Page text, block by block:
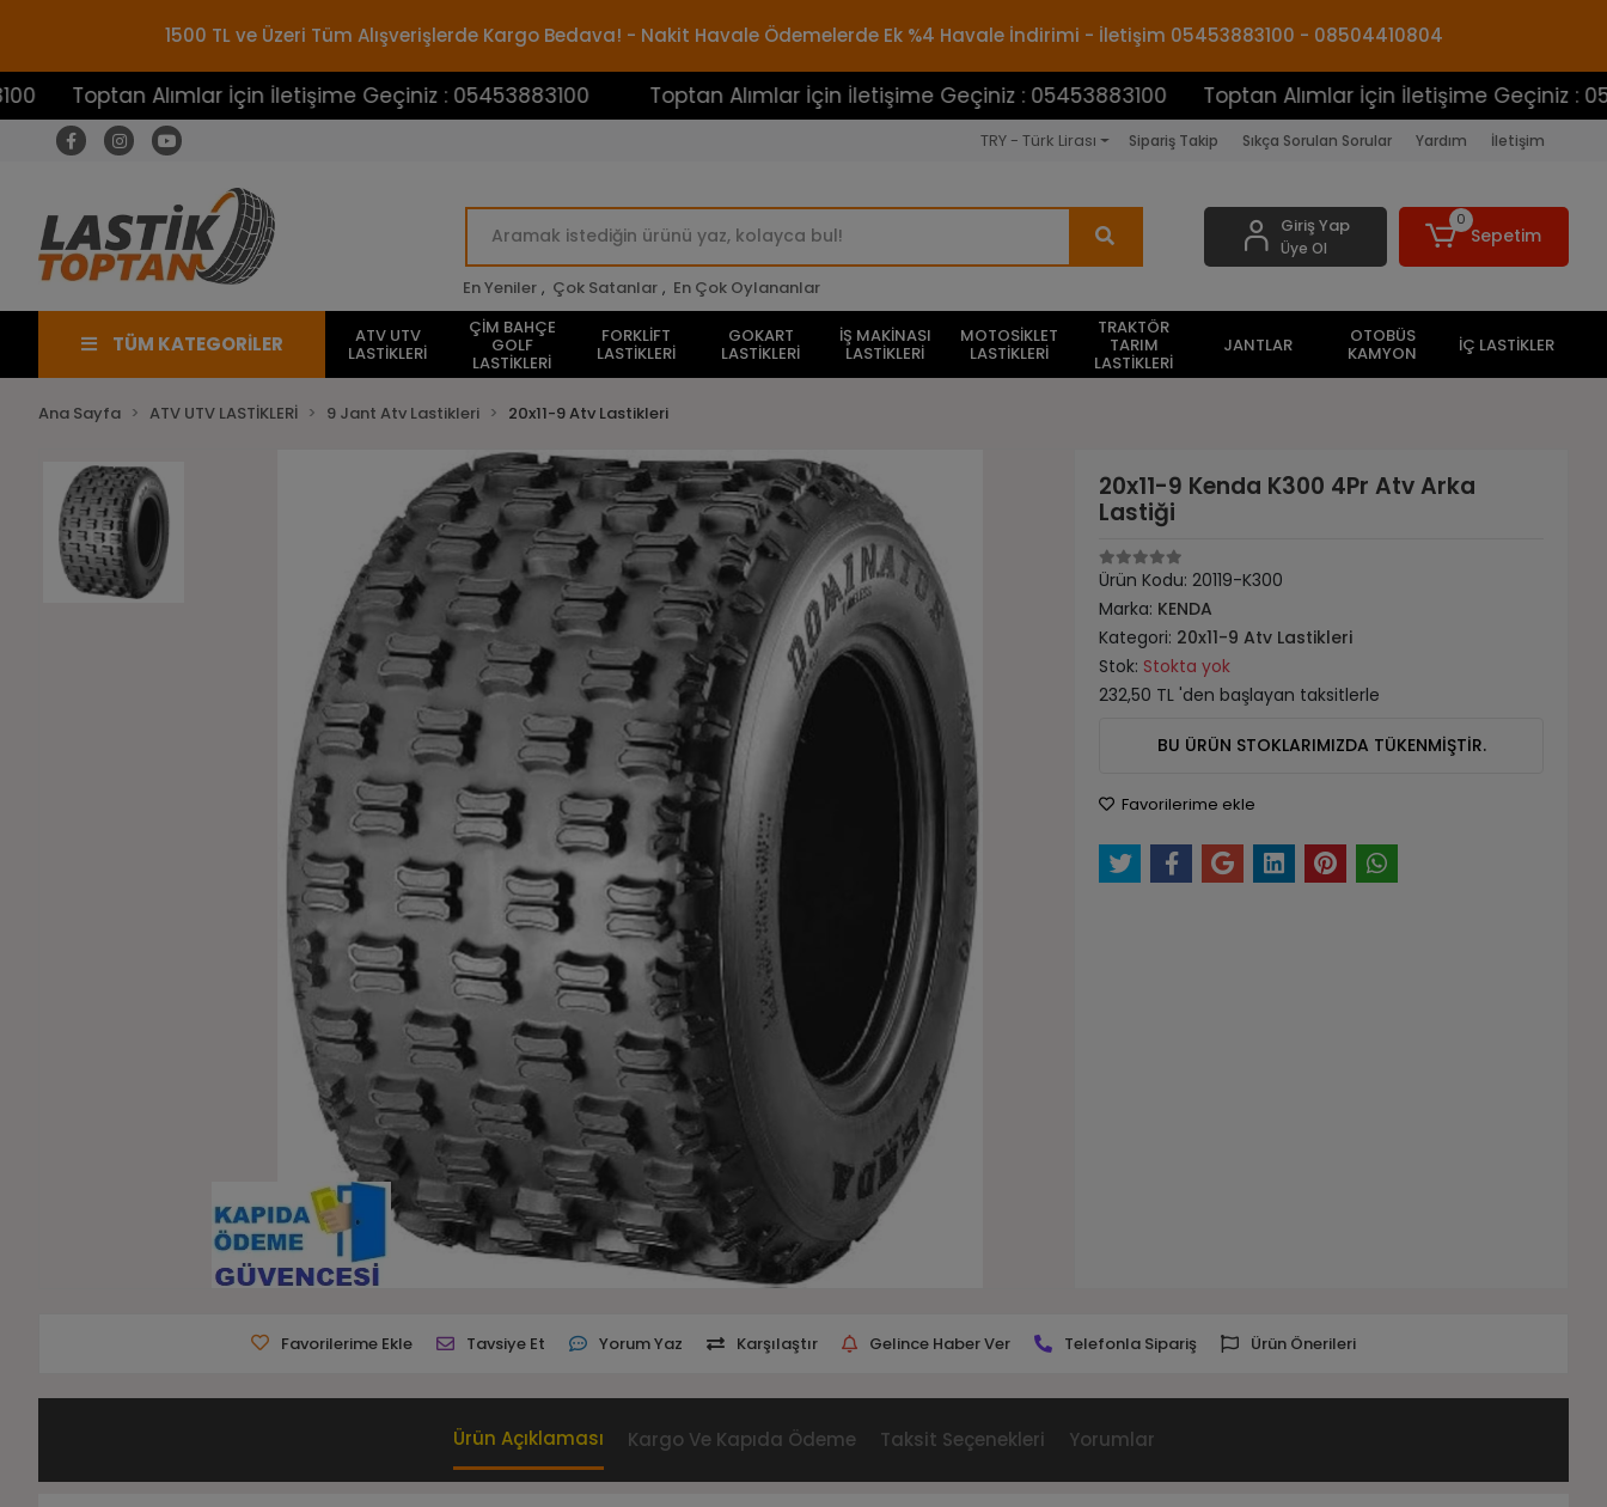
1500 TL ve Üzeri Tüm Alışverişlerde Kargo Bedava! - Nakit Havale Ödemelerde Ek %4 Havale İndirimi - İletişim 05453883100 - 08504410804
Alımlar İçin İletişime Geçiniz : 05453883100 Toptan Alımlar İçin İletişime Geçiniz : 05453883100 Toptan Alımlar İçin İletişime Geçiniz :
TRY - Türk Lirası Sipariş Takip Sıkça Sorulan Sorular Yardım İletişim
En Yeniler , Çok Satanlar , En Çok Oylananlar
Giriş Yap
Üye Ol
0
Sepetim
TÜM KATEGORİLER ATV UTV
LASTİKLERİ
ÇİM BAHÇE
GOLF
LASTİKLERİ
FORKLİFT
LASTİKLERİ
GOKART
LASTİKLERİ
İŞ MAKİNASI
LASTİKLERİ
MOTOSİKLET
LASTİKLERİ
TRAKTÖR
TARIM
LASTİKLERİ
JANTLAR OTOBÜS
KAMYON İÇ LASTİKLER
Ana Sayfa ATV UTV LASTİKLERİ 9 Jant Atv Lastikleri 20x11-9 Atv Lastikleri
20x11-9 Kenda K300 4Pr Atv Arka
Lastiği
Ürün Kodu:20119-K300
Marka: KENDA
Kategori: 20x11-9 Atv Lastikleri
Stok: Stokta yok
232,50 TL 'den başlayan taksitlerle
BU ÜRÜN STOKLARIMIZDA TÜKENMİŞTİR.
Favorilerime ekle
Favorilerime Ekle Tavsiye Et Yorum Yaz Karşılaştır Gelince Haber Ver Telefonla Sipariş Ürün Önerileri
Ürün Açıklaması Kargo Ve Kapıda Ödeme Taksit Seçenekleri Yorumlar